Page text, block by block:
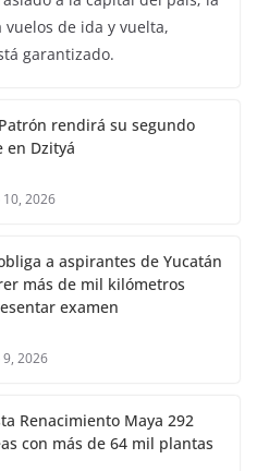
de ida y vuelta,
garantizado.
rendirá su segundo
en Dzityá
2026
a aspirantes de Yucatán
más de mil kilómetros
examen
2026
Renacimiento Maya 292
con más de 64 mil plantas